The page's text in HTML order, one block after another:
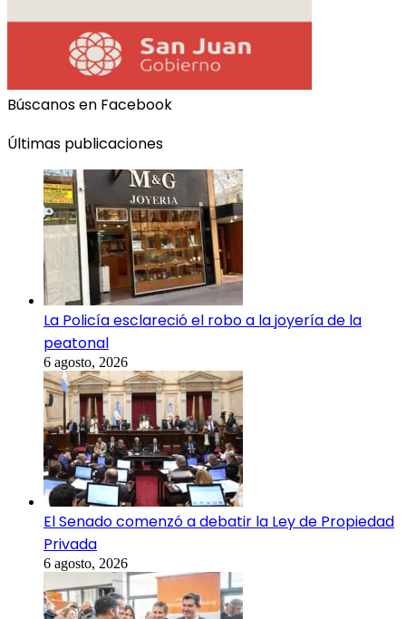
Búscanos en Facebook
Últimas publicaciones
La Policía esclareció el robo a la joyería de la
peatonal
6 agosto, 2026
El Senado comenzó a debatir la Ley de Propiedad
Privada
6 agosto, 2026